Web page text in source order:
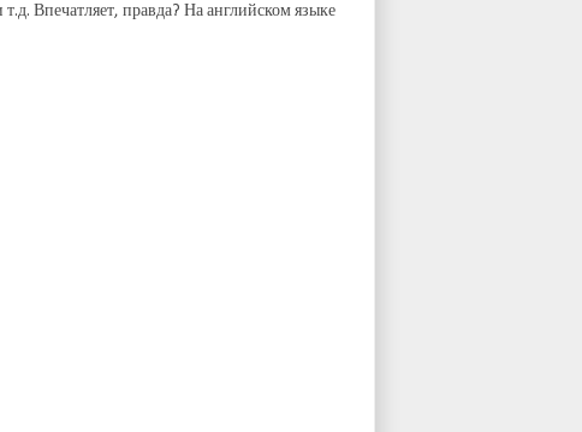
Впечатляет, правда? На английском языке